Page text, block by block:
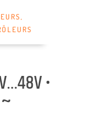
,
•